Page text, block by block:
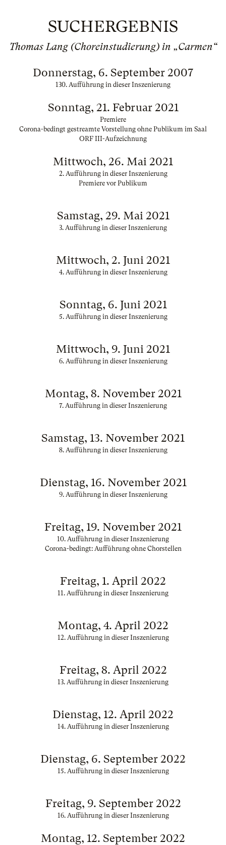
SUCHERGEBNIS
Thomas Lang (Choreinstudierung) in „Carmen“
Donnerstag, 6. September 2007
130. Aufführung in dieser Inszenierung
Sonntag, 21. Februar 2021
Premiere
Corona-bedingt gestreamte Vorstellung ohne Publikum im Saal
ORF III-Aufzeichnung
Mittwoch, 26. Mai 2021
2. Aufführung in dieser Inszenierung
Premiere vor Publikum
Samstag, 29. Mai 2021
3. Aufführung in dieser Inszenierung
Mittwoch, 2. Juni 2021
4. Aufführung in dieser Inszenierung
Sonntag, 6. Juni 2021
5. Aufführung in dieser Inszenierung
Mittwoch, 9. Juni 2021
6. Aufführung in dieser Inszenierung
Montag, 8. November 2021
7. Aufführung in dieser Inszenierung
Samstag, 13. November 2021
8. Aufführung in dieser Inszenierung
Dienstag, 16. November 2021
9. Aufführung in dieser Inszenierung
Freitag, 19. November 2021
10. Aufführung in dieser Inszenierung
Corona-bedingt: Aufführung ohne Chorstellen
Freitag, 1. April 2022
11. Aufführung in dieser Inszenierung
Montag, 4. April 2022
12. Aufführung in dieser Inszenierung
Freitag, 8. April 2022
13. Aufführung in dieser Inszenierung
Dienstag, 12. April 2022
14. Aufführung in dieser Inszenierung
Dienstag, 6. September 2022
15. Aufführung in dieser Inszenierung
Freitag, 9. September 2022
16. Aufführung in dieser Inszenierung
Montag, 12. September 2022